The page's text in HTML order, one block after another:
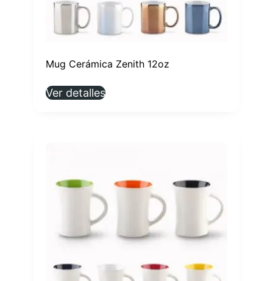
Mug Cerámica Zenith 12oz
Ver detalles